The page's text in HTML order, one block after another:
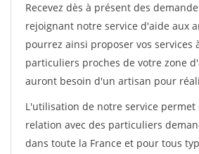
Recevez dès à présent des
rejoignant notre service d'aide aux
pourrez ainsi proposer vos services
particuliers proches de votre zone
auront besoin d'un artisan pour
L'utilisation de notre service permet
relation avec des particuliers
dans toute la France et pour tous